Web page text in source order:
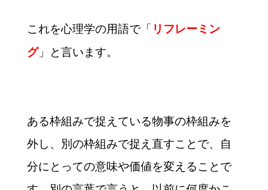
これを心理学の用語で「 リフレーミン
グ」と言います。
ある枠組みで捉えている物事の枠組みを
外し、別の枠組みで捉え直すことで、自
分にとっての意味や価値を変えることで